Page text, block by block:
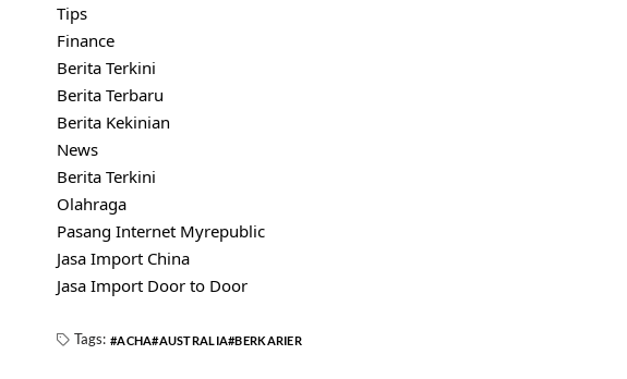
Tips
Finance
Berita Terkini
Berita Terbaru
Berita Kekinian
News
Berita Terkini
Olahraga
Pasang Internet Myrepublic
Jasa Import China
Jasa Import Door to Door
Tags: ACHA AUSTRALIA BERKARIER